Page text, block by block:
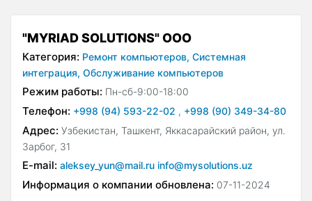
"MYRIAD SOLUTIONS" ООО
Категория: Ремонт компьютеров, Системная
интеграция, Обслуживание компьютеров
Режим работы: Пн-сб-9:00-18:00
Телефон: +998 (94) 593-22-02 , +998 (90) 349-34-80
Адрес: Узбекистан, Ташкент, Яккасарайский район, ул.
Зарбог, 31
E-mail: aleksey_yun@mail.ru info@mysolutions.uz
Информация о компании обновлена: 07-11-2024